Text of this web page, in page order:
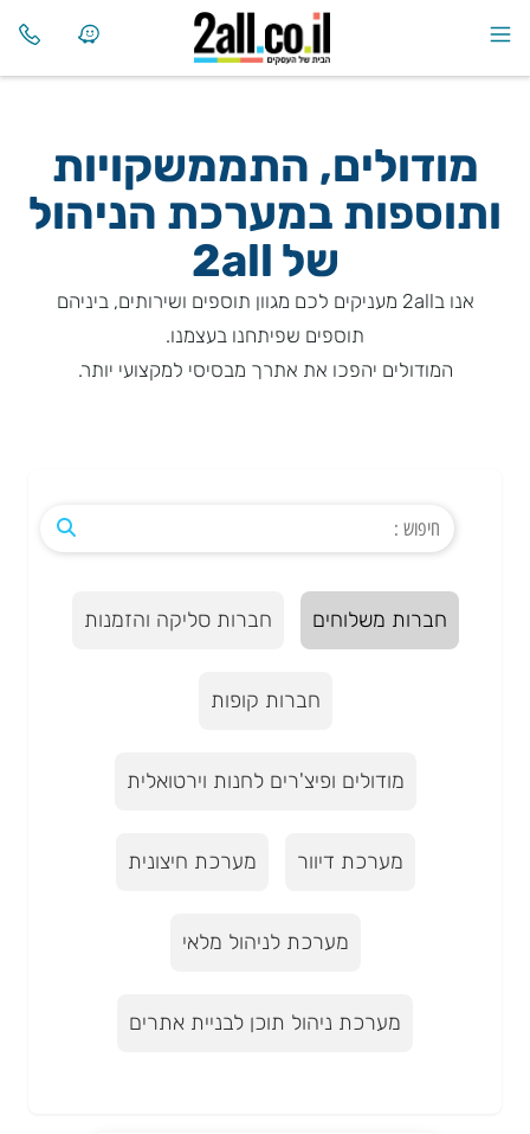
מודולים, התממשקויות
ותוספות במערכת הניהול
של 2all
אנו ב2all מעניקים לכם מגוון תוספים ושירותים, ביניהם
תוספים שפיתחנו בעצמנו.
המודולים יהפכו את אתרך מבסיסי למקצועי יותר.
חברות משלוחים חברות סליקה והזמנות
חברות קופות
מודולים ופיצ'רים לחנות וירטואלית
מערכת דיוור מערכת חיצונית
מערכת לניהול מלאי
מערכת ניהול תוכן לבניית אתרים